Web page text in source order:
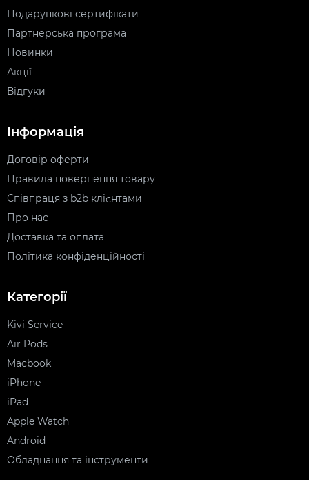
Подарункові сертифікати
Партнерська програма
Новинки
Акції
Відгуки
Інформація
Договір оферти
Правила повернення товару
Співпраця з b2b клієнтами
Про нас
Доставка та оплата
Політика конфіденційності
Категорії
Kivi Service
Air Pods
Macbook
iPhone
iPad
Apple Watch
Android
Обладнання та інструменти